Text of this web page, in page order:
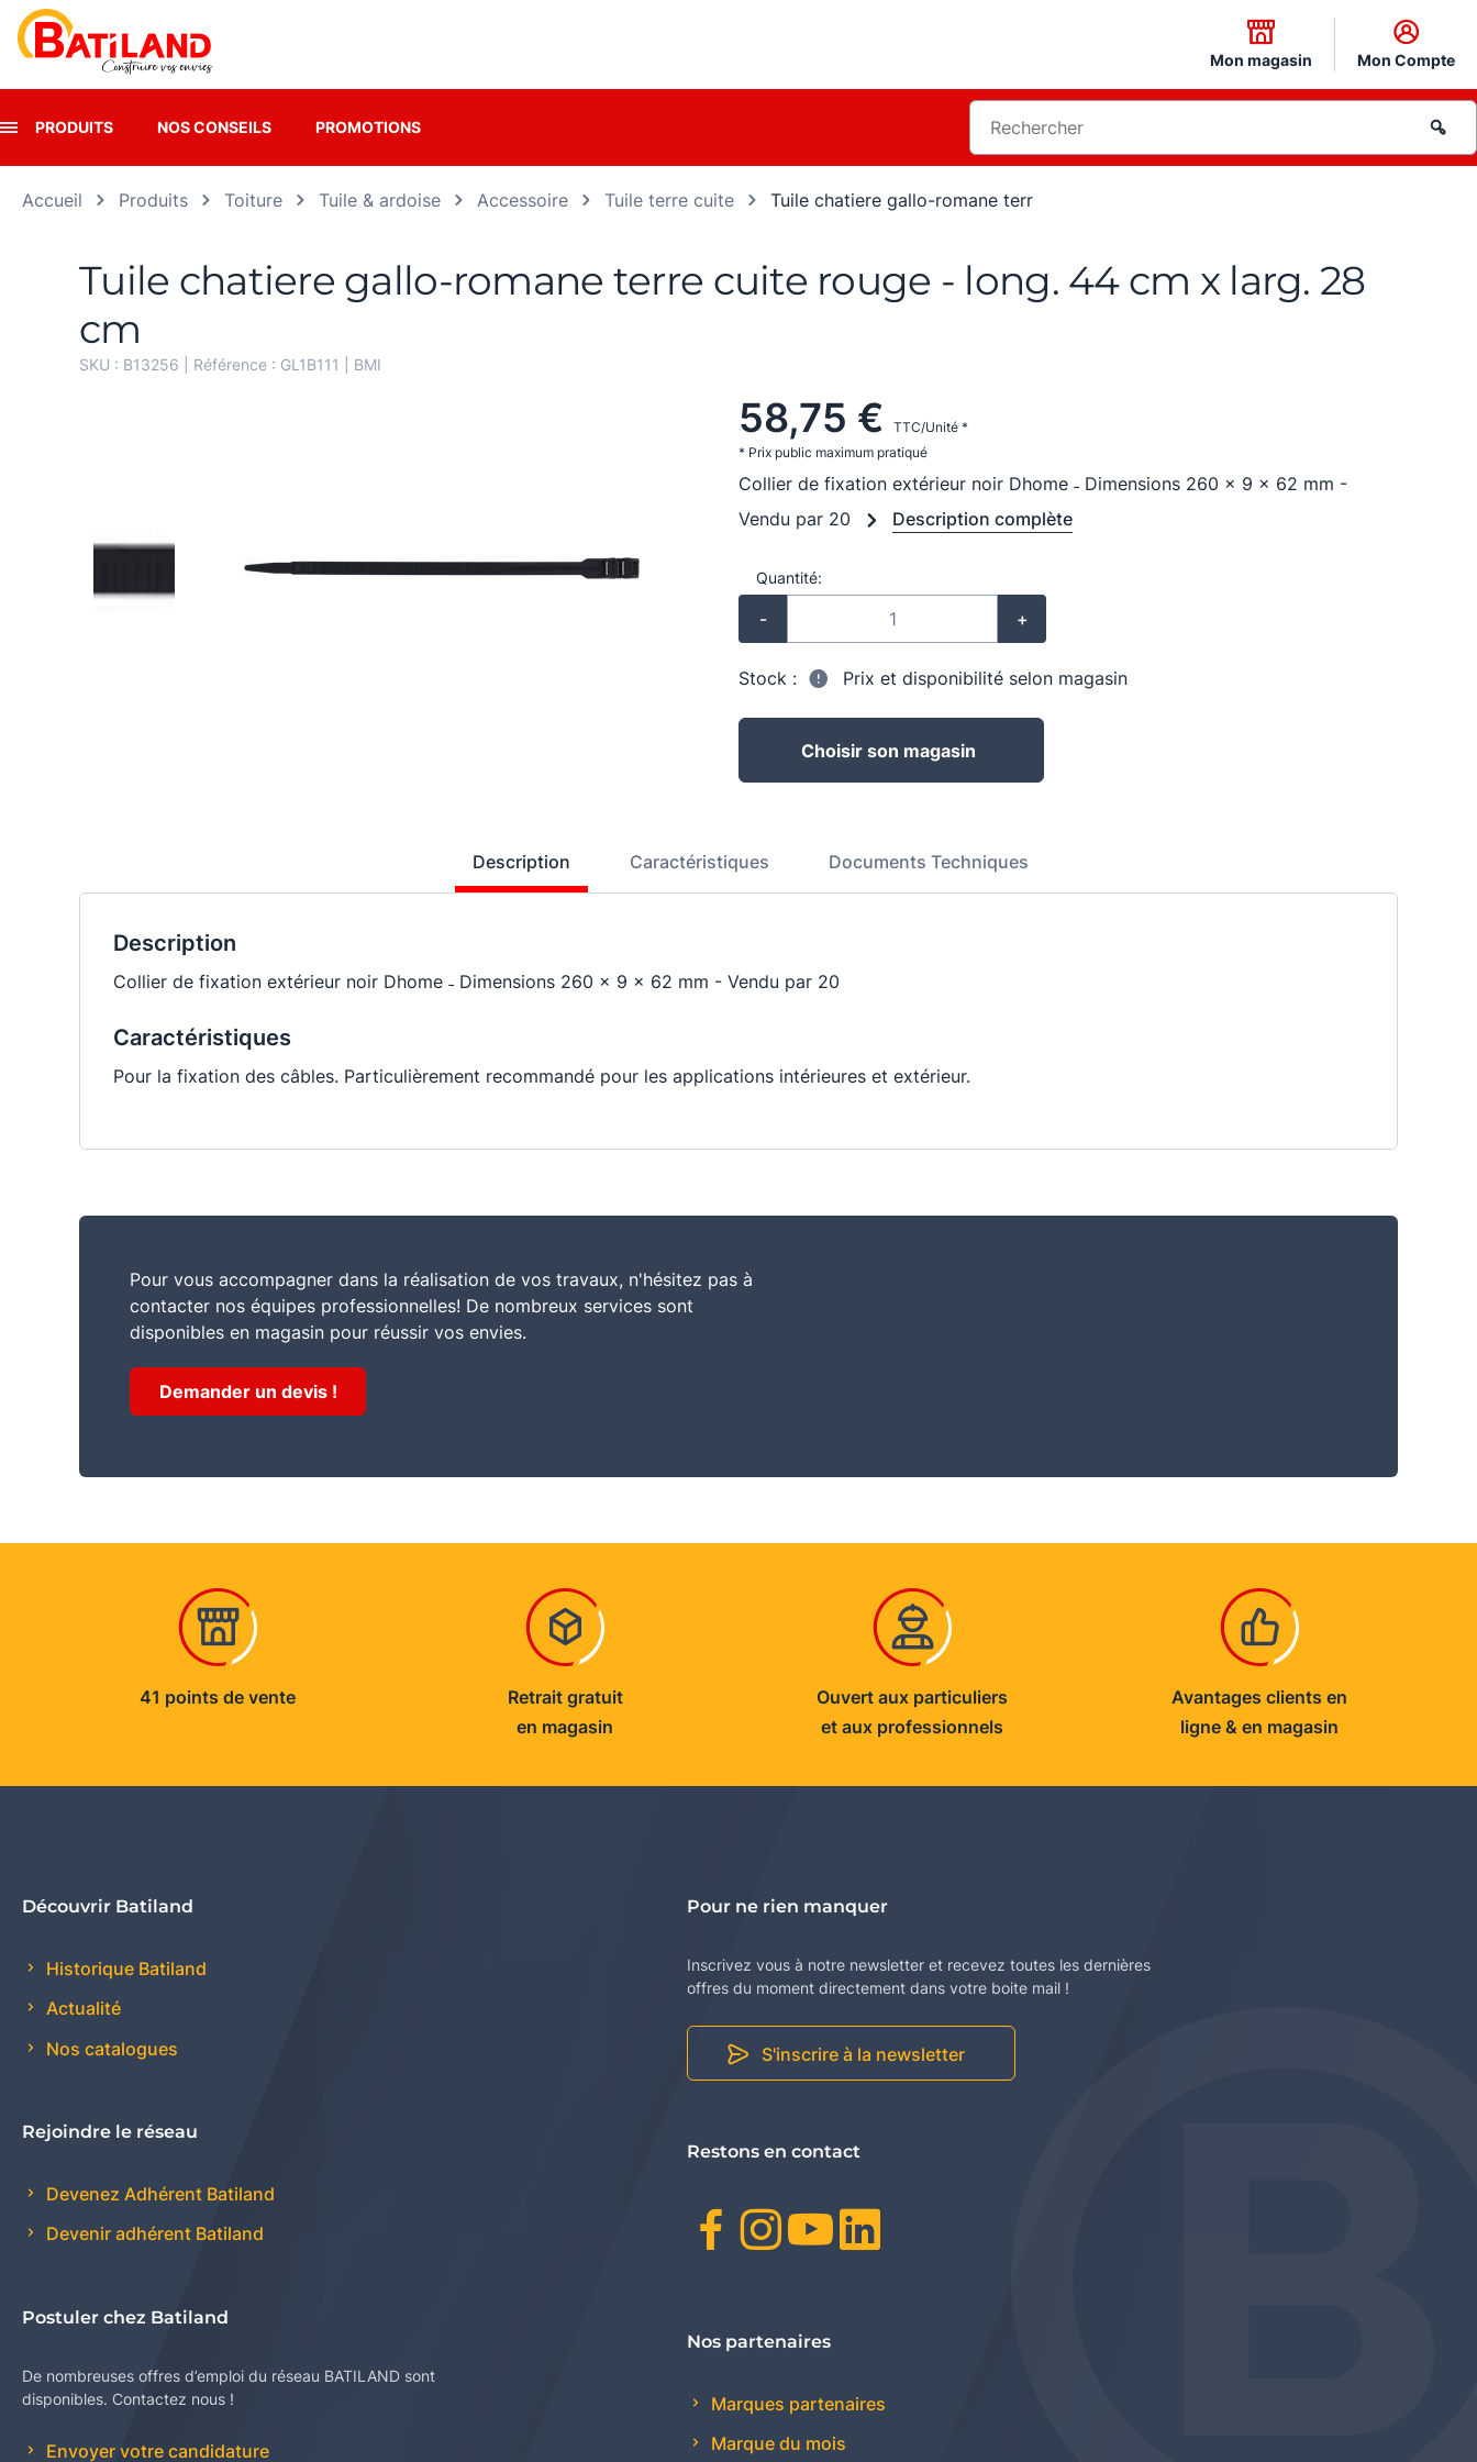
Mon magasin Mon Compte
PRODUITS NOS CONSEILS PROMOTIONS
Accueil Produits Toiture Tuile & ardoise Accessoire Tuile terre cuite Tuile chatiere gallo-romane terr
Tuile chatiere gallo-romane terre cuite rouge - long. 44 cm x larg. 28
cm
SKU : B13256 | Référence : GL1B111 BMI
58,75 €
TTC/Unité *
* Prix public maximum pratiqué
Collier de fixation extérieur noir Dhome ˗ Dimensions 260 x 9 x 62 mm -
Vendu par 20
Description complète
Quantité:
- +
Stock : Prix et disponibilité selon magasin
Choisir son magasin
Description Caractéristiques Documents Techniques
Description
Collier de fixation extérieur noir Dhome ˗ Dimensions 260 x 9 x 62 mm - Vendu par 20
Caractéristiques
Pour la fixation des câbles. Particulièrement recommandé pour les applications intérieures et extérieur.
Pour vous accompagner dans la réalisation de vos travaux, n'hésitez pas à
contacter nos équipes professionnelles! De nombreux services sont
disponibles en magasin pour réussir vos envies.
Demander un devis !
41 points de vente
Retrait gratuit
en magasin
Ouvert aux particuliers
et aux professionnels
Avantages clients en
ligne & en magasin
Découvrir Batiland
Historique Batiland
Actualité
Nos catalogues
Rejoindre le réseau
Devenez Adhérent Batiland
Devenir adhérent Batiland
Postuler chez Batiland
De nombreuses offres d’emploi du réseau BATILAND sont
disponibles. Contactez nous !
Envoyer votre candidature
Pour ne rien manquer
Inscrivez vous à notre newsletter et recevez toutes les dernières
offres du moment directement dans votre boite mail !
S'inscrire à la newsletter
Restons en contact
Facebook
Instagram
Youtube
Nos partenaires
Marques partenaires
Marque du mois
Panneau de gestion des cookies